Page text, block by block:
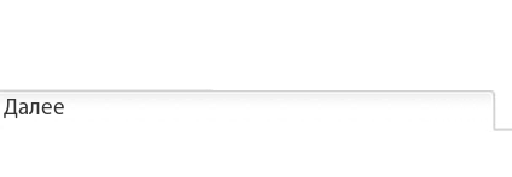
Далее